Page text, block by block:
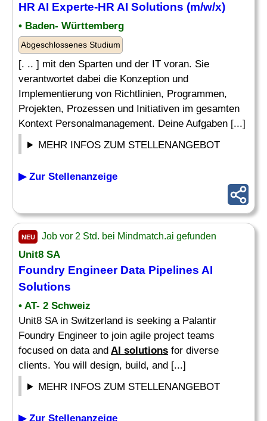
HR AI Experte-HR AI Solutions (m/w/x)
• Baden- Württemberg
Abgeschlossenes Studium
[. .. ] mit den Sparten und der IT voran. Sie
verantwortet dabei die Konzeption und
Implementierung von Richtlinien, Programmen,
Projekten, Prozessen und Initiativen im gesamten
Kontext Personalmanagement. Deine Aufgaben [...]
MEHR INFOS ZUM STELLENANGEBOT
▶ Zur Stellenanzeige
NEU Job vor 2 Std. bei Mindmatch.ai gefunden
Unit8 SA
Foundry Engineer Data Pipelines AI
Solutions
• AT- 2 Schweiz
Unit8 SA in Switzerland is seeking a Palantir
Foundry Engineer to join agile project teams
focused on data and AI solutions for diverse
clients. You will design, build, and [...]
MEHR INFOS ZUM STELLENANGEBOT
▶ Zur Stellenanzeige